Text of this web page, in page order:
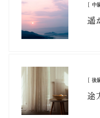
[ 中
遥
[ 後
途